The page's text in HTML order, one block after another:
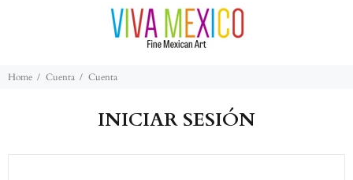
Home Cuenta Cuenta
INICIAR SESIÓN